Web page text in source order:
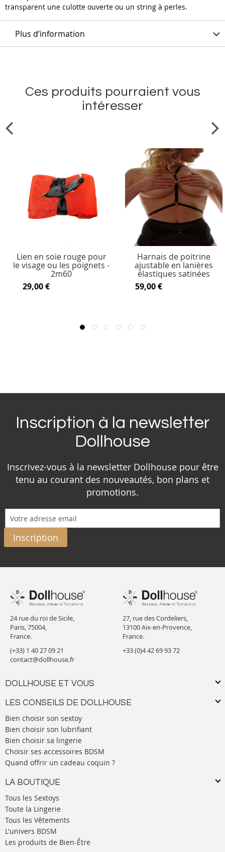
transparent une culotte ouverte ou un string à perles.
Plus d’information
Ces produits pourraient vous
intéresser
Lien en soie rouge pour
le visage ou les poignets -
2m60
29,00 €
Harnais de poitrine
ajustable en lanières
élastiques satinées
59,00 €
Inscription à la newsletter
Dollhouse
Inscrivez-vous à la newsletter Dollhouse pour être
tenu au courant des nouveautés, bon plans et
promotions.
Inscription
24 rue du roi de Sicile,
Paris, 75004,
France.
(+33) 1 40 27 09 21
contact@dollhouse.fr
DOLLHOUSE ET VOUS
LES CONSEILS DE DOLLHOUSE
Bien choisir son sextoy
Bien choisir son lubrifiant
Bien choisir sa lingerie
Choisir ses accessoires BDSM
Quand offrir un cadeau coquin ?
LA BOUTIQUE
Tous les Sextoys
Toute la Lingerie
Tous les Vêtements
L'univers BDSM
Les produits de Bien-Être
27, rue des Cordeliers,
13100 Aix-en-Provence,
France.
+33 (0)4 42 69 93 72